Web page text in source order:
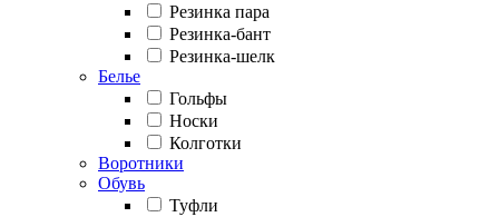
Резинка пара
Резинка-бант
Резинка-шелк
Белье
Гольфы
Носки
Колготки
Воротники
Обувь
Туфли